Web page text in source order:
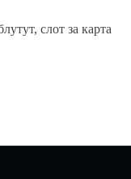
слот за карта